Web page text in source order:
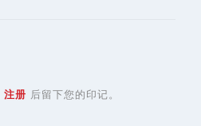
注册 后留下您的印记。